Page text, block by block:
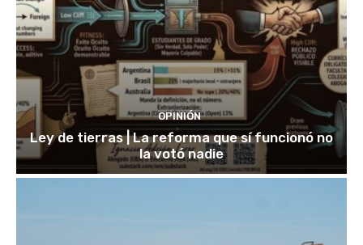
OPINIÓN
Ley de tierras | La reforma que sí funcionó no
la votó nadie